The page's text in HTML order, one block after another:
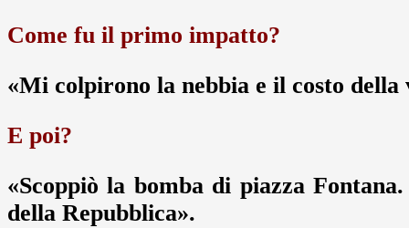
Come fu il primo impatto?
«Mi colpirono la nebbia e il costo
E poi?
«Scoppiò la bomba di piazza
della Repubblica».